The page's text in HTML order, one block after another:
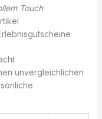
Touch
unvergleichlichen